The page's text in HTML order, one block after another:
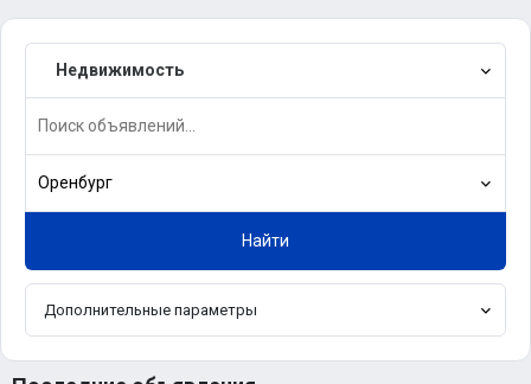
Недвижимость
Оренбург
Найти
Дополнительные параметры